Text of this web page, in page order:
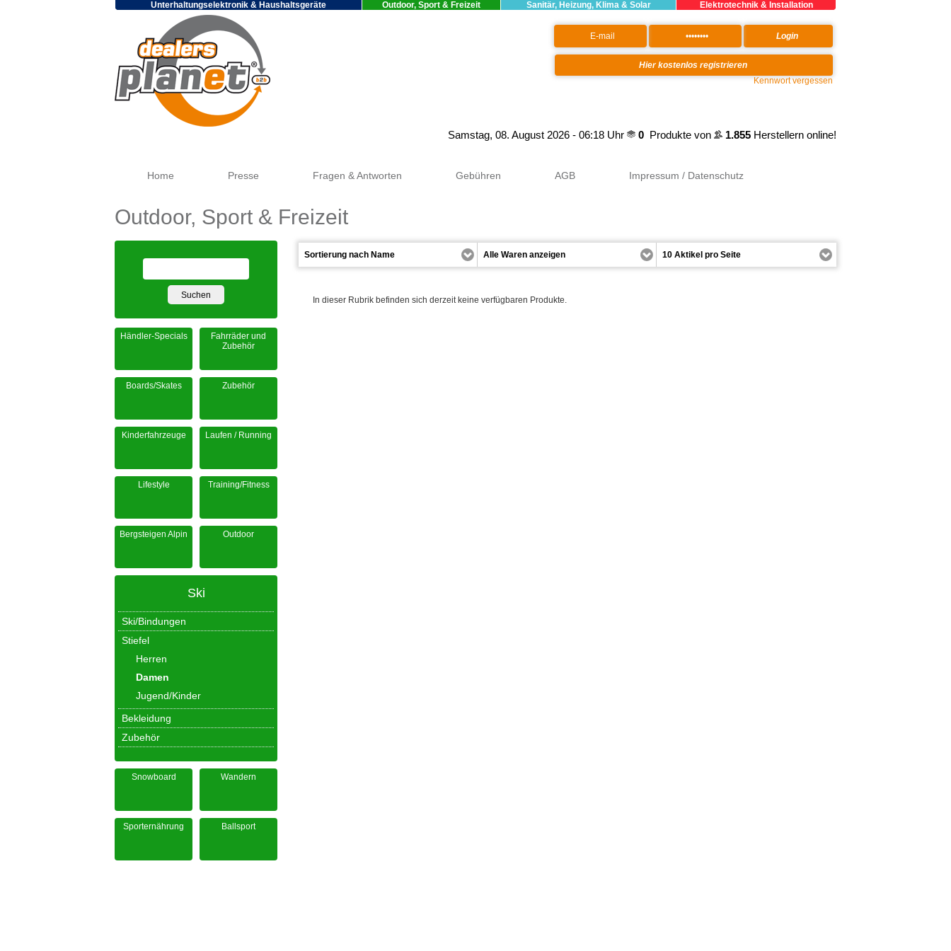
Unterhaltungselektronik & Haushaltsgeräte Outdoor, Sport & Freizeit Sanitär, Heizung, Klima & Solar Elektrotechnik & Installation
Kennwort vergessen
Samstag, 08. August 2026 - 06:18 Uhr 0 Produkte von 1.855 Herstellern online!
Home Presse Fragen & Antworten Gebühren AGB Impressum / Datenschutz
Outdoor, Sport & Freizeit
In dieser Rubrik befinden sich derzeit keine verfügbaren Produkte.
Händler-Specials
Fahrräder und
Zubehör
Boards/Skates Zubehör
Kinderfahrzeuge Laufen / Running
Lifestyle Training/Fitness
Bergsteigen Alpin Outdoor
Ski
Ski/Bindungen
Stiefel
Herren
Damen
Jugend/Kinder
Bekleidung
Zubehör
Snowboard Wandern
Sporternährung Ballsport